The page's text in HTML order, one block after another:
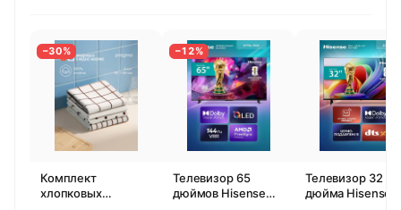
−30%
Комплект
хлопковых
−12%
Телевизор 65
дюймов Hisense
Телевизор 32
дюйма Hisense